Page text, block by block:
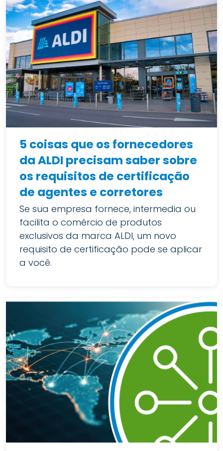
5 coisas que os fornecedores
da ALDI precisam saber sobre
os requisitos de certificação
de agentes e corretores
Se sua empresa fornece, intermedia ou
facilita o comércio de produtos
exclusivos da marca ALDI, um novo
requisito de certificação pode se aplicar
a você.